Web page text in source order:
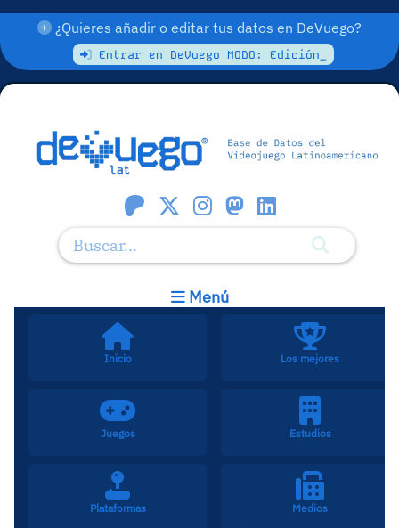
¿Quieres añadir o editar tus datos en DeVuego?
Entrar en DeVuego MODO: Edición_
Menú
Inicio Los mejores
Juegos Estudios
Plataformas Medios